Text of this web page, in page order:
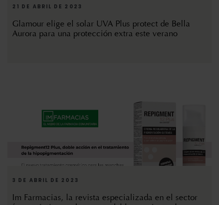
21 DE ABRIL DE 2023
Glamour elige el solar UVA Plus protect de Bella
Aurora para una protección extra este verano
3 DE ABRIL DE 2023
Im Farmacias, la revista especializada en el sector